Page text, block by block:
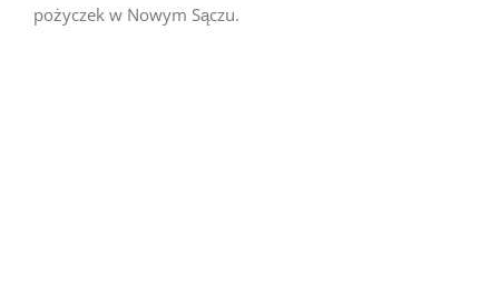
pożyczek w Nowym Sączu.